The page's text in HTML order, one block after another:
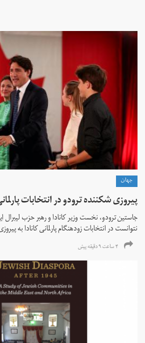
جهان
پیروزی شکننده ترودو در انتخابات
جاستین ترودو، نخست وزیر کانادا و رهبر حزب
نتوانست در انتخابات زود‌هنگام پارلمانی کانادا به
۴ ساعت ۹ دقیقه پیش